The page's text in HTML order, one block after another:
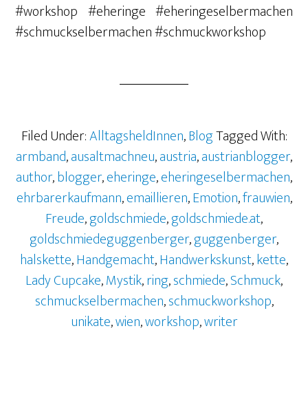
#workshop #eheringe #eheringeselbermachen
#schmuckselbermachen #schmuckworkshop
Filed Under:AlltagsheldInnen,BlogTagged With:
armband,ausaltmachneu,austria,austrianblogger,
author,blogger,eheringe,eheringeselbermachen,
ehrbarerkaufmann,emaillieren,Emotion,frauwien,
Freude,goldschmiede,goldschmiede.at,
goldschmiedeguggenberger,guggenberger,
halskette,Handgemacht,Handwerkskunst,kette,
Lady Cupcake,Mystik,ring,schmiede,Schmuck,
schmuckselbermachen,schmuckworkshop,
unikate,wien,workshop,writer